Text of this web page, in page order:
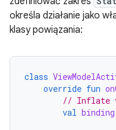
określa działanie jako
klasy powiązania:
class
override fun
// Inflate
val binding